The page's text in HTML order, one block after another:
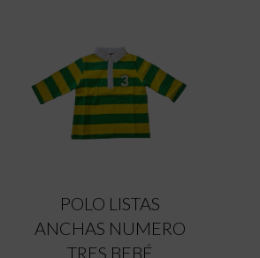
POLO LISTAS
ANCHAS NUMERO
TRES BEBÉ